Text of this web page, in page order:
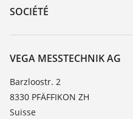
DTM Collection/PACTware
Formations
Liste de compatibilité chimique
TeamViewer
SOCIÉTÉ
À propos de VEGA
Contact
News
Presse
VEGA MESSTECHNIK AG
Barzloostr. 2
8330 PFÄFFIKON ZH
Suisse